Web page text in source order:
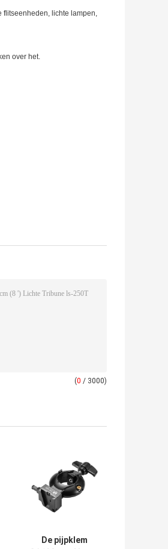
flitseenheden, lichte lampen,
over het.
(0 / 3000)
De pijpklem